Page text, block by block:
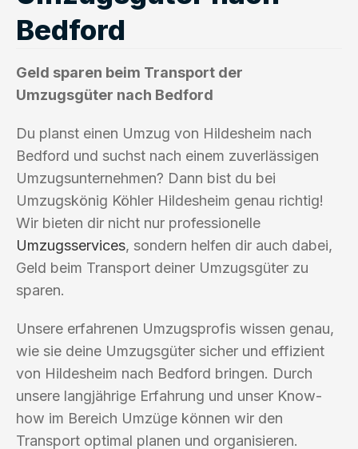
Bedford
Geld sparen beim Transport der
Umzugsgüter nach Bedford
Du planst einen Umzug von Hildesheim nach
Bedford und suchst nach einem zuverlässigen
Umzugsunternehmen? Dann bist du bei
Umzugskönig Köhler Hildesheim genau richtig!
Wir bieten dir nicht nur professionelle
Umzugsservices, sondern helfen dir auch dabei,
Geld beim Transport deiner Umzugsgüter zu
sparen.
Unsere erfahrenen Umzugsprofis wissen genau,
wie sie deine Umzugsgüter sicher und effizient
von Hildesheim nach Bedford bringen. Durch
unsere langjährige Erfahrung und unser Know-
how im Bereich Umzüge können wir den
Transport optimal planen und organisieren.